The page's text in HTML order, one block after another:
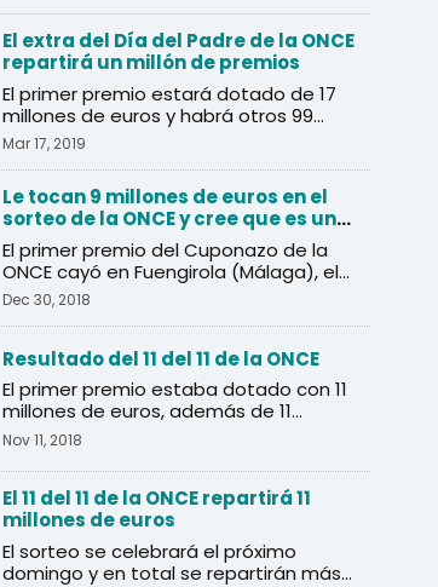
El extra del Día del Padre de la ONCE
repartirá un millón de premios
El primer premio estará dotado de 17
millones de euros y habrá otros 99
premios de 40.000 euros.
Mar 17, 2019
Le tocan 9 millones de euros en el
sorteo de la ONCE y cree que es una
inocentada
El primer premio del Cuponazo de la
ONCE cayó en Fuengirola (Málaga), el
Dec 30, 2018
Resultado del 11 del 11 de la ONCE
El primer premio estaba dotado con 11
millones de euros, además de 11
premios de un millón de euros.
Nov 11, 2018
El 11 del 11 de la ONCE repartirá 11
millones de euros
El sorteo se celebrará el próximo
domingo y en total se repartirán más